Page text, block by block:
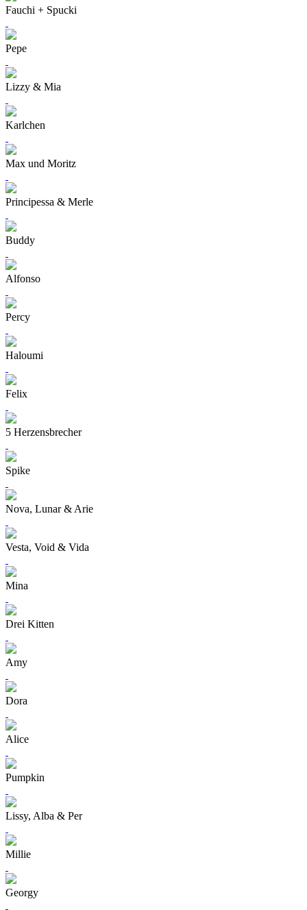
Fauchi + Spucki
Pepe
Lizzy & Mia
Karlchen
Max und Moritz
Principessa & Merle
Buddy
Alfonso
Percy
Haloumi
Felix
5 Herzensbrecher
Spike
Nova, Lunar & Arie
Vesta, Void & Vida
Mina
Drei Kitten
Amy
Dora
Alice
Pumpkin
Lissy, Alba & Per
Millie
Georgy